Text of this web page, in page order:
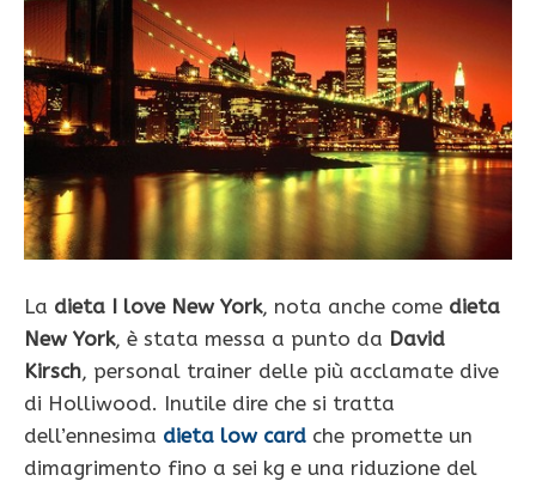
La dieta I love New York, nota anche come dieta
New York, è stata messa a punto da David
Kirsch, personal trainer delle più acclamate dive
di Holliwood. Inutile dire che si tratta
dell’ennesima dieta low card che promette un
dimagrimento fino a sei kg e una riduzione del